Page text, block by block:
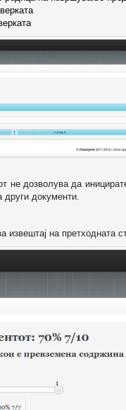
не дозволува да
документи.
на претходната